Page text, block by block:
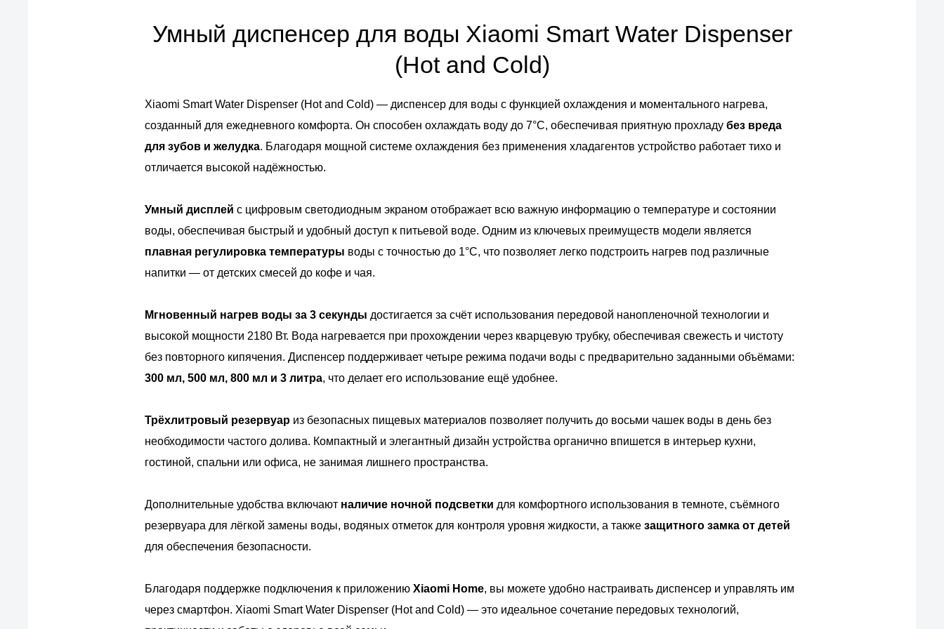
Умный диспенсер для воды Xiaomi Smart Water Dispenser
(Hot and Cold)
Xiaomi Smart Water Dispenser (Hot and Cold) — диспенсер для воды с функцией охлаждения и моментального нагрева,
созданный для ежедневного комфорта. Он способен охлаждать воду до 7°C, обеспечивая приятную прохладубез вреда
для зубов и желудка. Благодаря мощной системе охлаждения без применения хладагентов устройство работает тихо и
отличается высокой надёжностью.
Умный дисплей с цифровым светодиодным экраном отображает всю важную информацию о температуре и состоянии
воды, обеспечивая быстрый и удобный доступ к питьевой воде. Одним из ключевых преимуществ модели является
плавная регулировка температуры воды с точностью до 1°C, что позволяет легко подстроить нагрев под различные
напитки — от детских смесей до кофе и чая.
Мгновенный нагрев воды за 3 секунды достигается за счёт использования передовой нанопленочной технологии и
высокой мощности 2180 Вт. Вода нагревается при прохождении через кварцевую трубку, обеспечивая свежесть и чистоту
без повторного кипячения. Диспенсер поддерживает четыре режима подачи воды с предварительно заданными объёмами:
300 мл, 500 мл, 800 мл и 3 литра, что делает его использование ещё удобнее.
Трёхлитровый резервуар из безопасных пищевых материалов позволяет получить до восьми чашек воды в день без
необходимости частого долива. Компактный и элегантный дизайн устройства органично впишется в интерьер кухни,
гостиной, спальни или офиса, не занимая лишнего пространства.
Дополнительные удобства включают наличие ночной подсветки для комфортного использования в темноте, съёмного
резервуара для лёгкой замены воды, водяных отметок для контроля уровня жидкости, а такжезащитного замка от детей
для обеспечения безопасности.
Благодаря поддержке подключения к приложениюXiaomi Home, вы можете удобно настраивать диспенсер и управлять им
через смартфон. Xiaomi Smart Water Dispenser (Hot and Cold) — это идеальное сочетание передовых технологий,